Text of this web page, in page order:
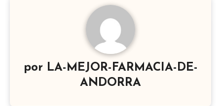
por LA-MEJOR-FARMACIA-DE-
ANDORRA